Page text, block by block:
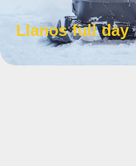
Llanos full day